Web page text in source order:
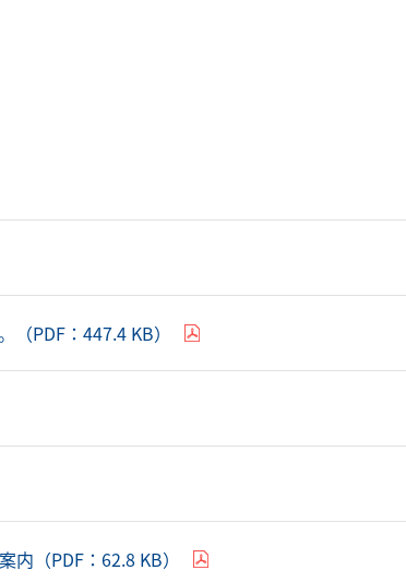
PDF：447.4 KB）
（PDF：62.8 KB）